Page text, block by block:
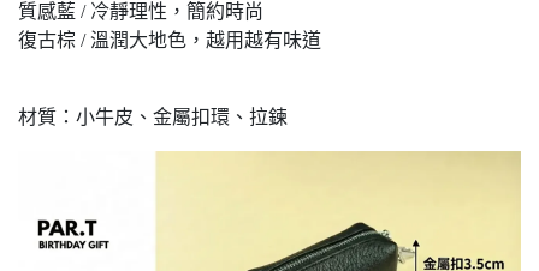
質感藍 / 冷靜理性，簡約時尚
復古棕 / 溫潤大地色，越用越有味道
材質：小牛皮、金屬扣環、拉鍊